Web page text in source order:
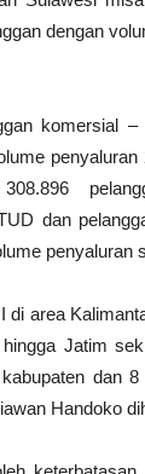
dengan
komersial
dan
penyaluran
di area
Jatim
dan
Handoko